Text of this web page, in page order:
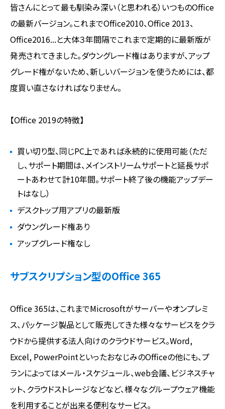
皆さんにとって最も馴染み深い（と思われる）いつものOffice
の最新バージョン。これまでOffice2010、Office 2013、
Office2016...と大体３年間隔でこれまで定期的に最新版が
発売されてきました。ダウングレード権はありますが、アップ
グレード権がないため、新しいバージョンを使うためには、都
度買い直さなければなりません。
【Office 2019の特徴】
買い切り型、同じPC上であれば永続的に使用可能（ただ
し、サポート期間は、メインストリームサポートと延長サポ
ートあわせて計10年間。サポート終了後の機能アップデー
トはなし）
デスクトップ用アプリの最新版
ダウングレード権あり
アップグレード権なし
サブスクリプション型のOffice 365
Office 365は、これまでMicrosoftがサーバーやオンプレミ
ス、パッケージ製品として販売してきた様々なサービスをクラ
ウドから提供する法人向けのクラウドサービス。Word,
Excel, PowerPointといったおなじみのOfficeの他にも、プ
ランによってはメール・スケジュール、web会議、ビジネスチャ
ット、クラウドストレージなどなど、様々なグループウェア機能
を利用することが出来る便利なサービス。